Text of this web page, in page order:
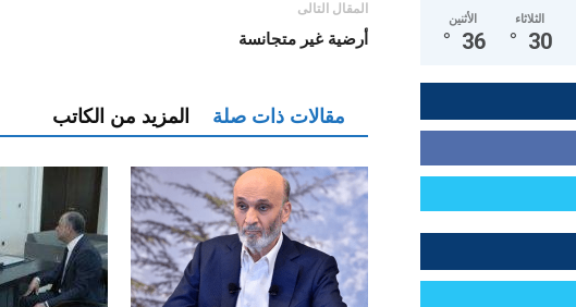
المقال التالى
أرضية غير متجانسة
مقالات ذات صلة المزيد من الكاتب
الأثنين
36
°
الثلاثاء
30
°